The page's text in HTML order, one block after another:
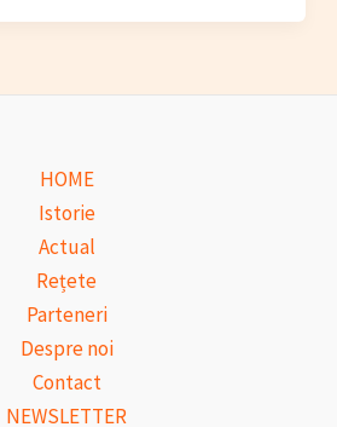
HOME
Istorie
Actual
Rețete
Parteneri
Despre noi
Contact
NEWSLETTER